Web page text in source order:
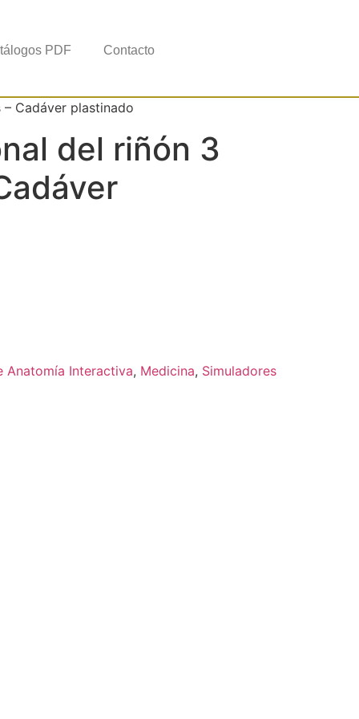
PDF Contacto
Cadáver plastinado
del riñón 3
Anatomía Interactiva, Medicina, Simuladores